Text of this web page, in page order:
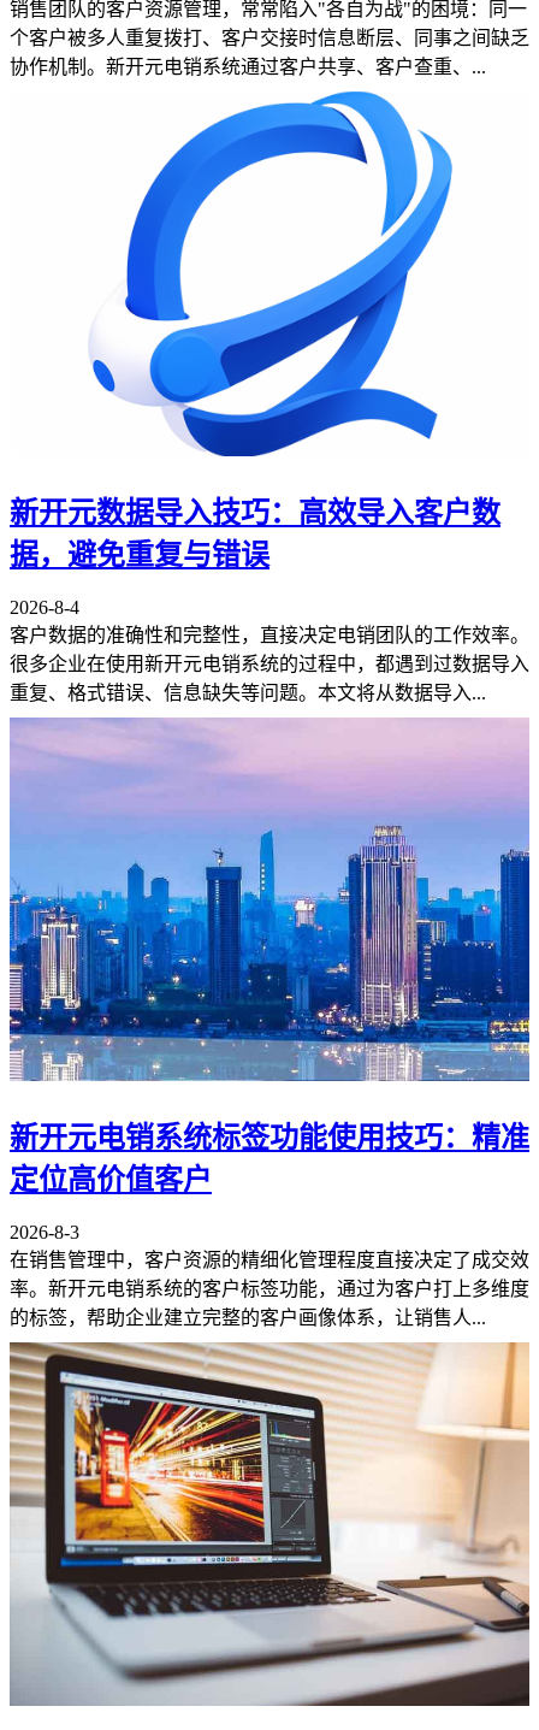
销售团队的客户资源管理，常常陷入"各自为战"的困境：同一
个客户被多人重复拨打、客户交接时信息断层、同事之间缺乏
协作机制。新开元电销系统通过客户共享、客户查重、...
新开元数据导入技巧：高效导入客户数
据，避免重复与错误
2026-8-4
客户数据的准确性和完整性，直接决定电销团队的工作效率。
很多企业在使用新开元电销系统的过程中，都遇到过数据导入
重复、格式错误、信息缺失等问题。本文将从数据导入...
新开元电销系统标签功能使用技巧：精准
定位高价值客户
2026-8-3
在销售管理中，客户资源的精细化管理程度直接决定了成交效
率。新开元电销系统的客户标签功能，通过为客户打上多维度
的标签，帮助企业建立完整的客户画像体系，让销售人...